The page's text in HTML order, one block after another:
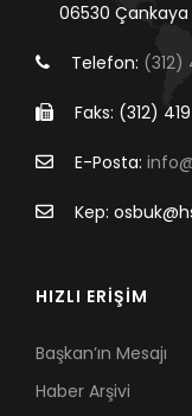
06530
Telefon: (312)
Faks: (312)
E-Posta:
Kep:
HIZLI ERİŞİM
Başkan’ın Mesajı
Haber Arşivi